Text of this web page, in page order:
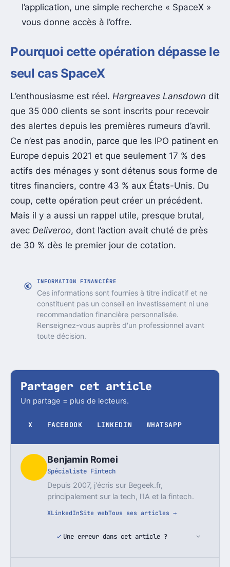
l’application, une simple recherche « SpaceX »
vous donne accès à l’offre.
Pourquoi cette opération dépasse le
seul cas SpaceX
L’enthousiasme est réel. Hargreaves Lansdown dit
que 35 000 clients se sont inscrits pour recevoir
des alertes depuis les premières rumeurs d’avril.
Ce n’est pas anodin, parce que les IPO patinent en
Europe depuis 2021 et que seulement 17 % des
actifs des ménages y sont détenus sous forme de
titres financiers, contre 43 % aux États-Unis. Du
coup, cette opération peut créer un précédent.
Mais il y a aussi un rappel utile, presque brutal,
avec Deliveroo, dont l’action avait chuté de près
de 30 % dès le premier jour de cotation.
INFORMATION FINANCIÈRE
Ces informations sont fournies à titre indicatif et ne
constituent pas un conseil en investissement ni une
recommandation financière personnalisée.
Renseignez-vous auprès d'un professionnel avant
toute décision.
Partager cet article
Un partage = plus de lecteurs.
X FACEBOOK LINKEDIN WHATSAPP
Benjamin Romei
Spécialiste Fintech
Depuis 2007, j'écris sur Begeek.fr,
principalement sur la tech, l'IA et la fintech.
XLinkedInSite webTous ses articles →
Une erreur dans cet article ?